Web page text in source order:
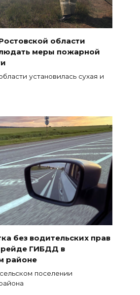
области
меры пожарной
установилась сухая и
без водительских прав
рейде ГИБДД в
районе
поселении